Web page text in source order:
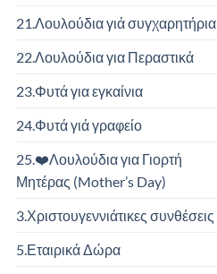
21.Λουλούδια γιά συγχαρητήρια
22.Λουλούδια για Περαστικά
23.Φυτά για εγκαίνια
24.Φυτά γιά γραφείο
25.❤️Λουλούδια για Γιορτή
Μητέρας (Mother’s Day)
3.Χριστουγεννιάτικες συνθέσεις
5.Εταιρικά Δώρα